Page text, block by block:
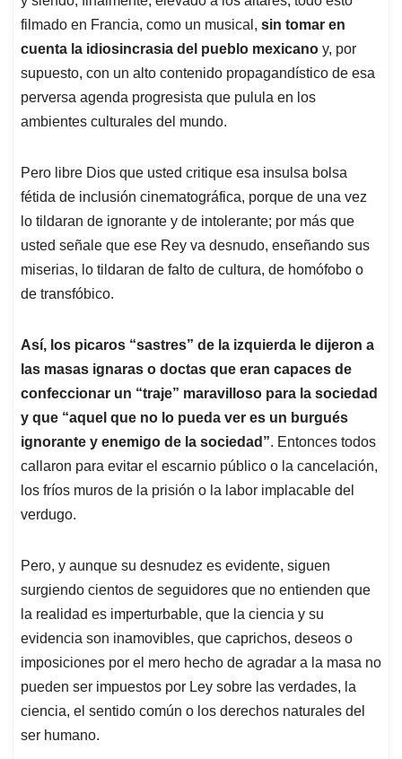
filmado en Francia, como un musical, sin tomar en
cuenta la idiosincrasia del pueblo mexicano y, por
supuesto, con un alto contenido propagandístico de esa
perversa agenda progresista que pulula en los
ambientes culturales del mundo.
Pero libre Dios que usted critique esa insulsa bolsa
fétida de inclusión cinematográfica, porque de una vez
lo tildaran de ignorante y de intolerante; por más que
usted señale que ese Rey va desnudo, enseñando sus
miserias, lo tildaran de falto de cultura, de homófobo o
de transfóbico.
Así, los picaros “sastres” de la izquierda le dijeron a
las masas ignaras o doctas que eran capaces de
confeccionar un “traje” maravilloso para la sociedad
y que “aquel que no lo pueda ver es un burgués
ignorante y enemigo de la sociedad”. Entonces todos
callaron para evitar el escarnio público o la cancelación,
los fríos muros de la prisión o la labor implacable del
verdugo.
Pero, y aunque su desnudez es evidente, siguen
surgiendo cientos de seguidores que no entienden que
la realidad es imperturbable, que la ciencia y su
evidencia son inamovibles, que caprichos, deseos o
imposiciones por el mero hecho de agradar a la masa no
pueden ser impuestos por Ley sobre las verdades, la
ciencia, el sentido común o los derechos naturales del
ser humano.